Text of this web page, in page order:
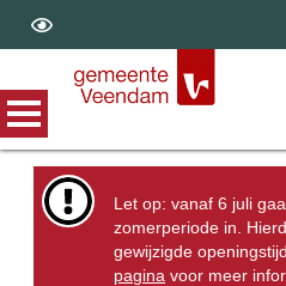
Let op: vanaf 6 juli
zomerperiode in.
gewijzigde
pagina voor meer